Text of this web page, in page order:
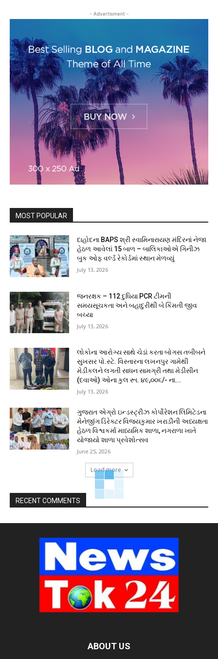
- Advertisment -
MOST POPULAR
દાહોદના BAPS શ્રી સ્વામિનારાયણ મંદિરનાં નેજા
હેઠળ આવેલાં 15 બાળ – બાલિકાઓએ ગિનીઝ
બુક ઓફ વર્લ્ડ રેકોર્ડમાં સ્થાન મેળવ્યું
July 13, 2026
જનરક્ષક – 112 દુધિયા PCR ટીમની
સમયસૂચકતા અને બહાદુરીથી બે કિંમતી જીવ
બચ્યા
July 13, 2026
લોકોના આરોગ્ય સાથે ચેડાં કરતા બોગસ તબીબને
સુખસર પો.સ્ટે. વિસ્તારના લખનપુર ગામેથી
મેડીકલને લગતી સાધન સામગ્રી તથા મેડીસીન
(દવાઓ) ઓના કુલ રૂા. ૪૯,૦૦૬/- ના...
July 13, 2026
ગુજરાત એગ્રો ઇન્ડસ્ટ્રીઝ કોર્પોરેશન લિમિટેડના
મેનેજીંગ ડિરેક્ટર વિજયકુમાર ખરાડીની અધ્યક્ષતા
હેઠળ વિશ્વકર્મા માધ્યમિક શાળા, નગરાળા ખાતે
યોજાયો શાળા પ્રવેશોત્સવ
June 25, 2026
Load more
RECENT COMMENTS
ABOUT US